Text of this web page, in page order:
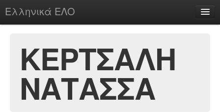
Ελληνικά ΕΛΟ
chesstu.be @ discord
Login
ΚΕΡΤΣΑΛΗ
ΝΑΤΑΣΣΑ